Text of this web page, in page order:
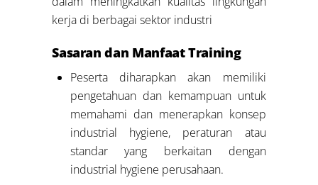
kerja di berbagai sektor industri
Sasaran dan Manfaat Training
Peserta diharapkan akan memiliki
pengetahuan dan kemampuan untuk
memahami dan menerapkan konsep
industrial hygiene, peraturan atau
standar yang berkaitan dengan
industrial hygiene perusahaan.